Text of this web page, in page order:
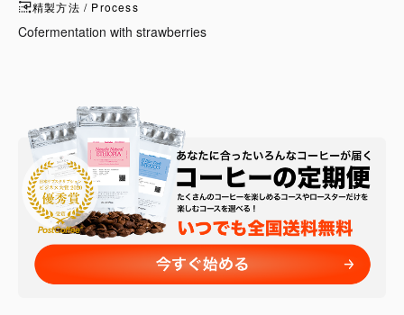
精製方法 / Process
Cofermentation with strawberries